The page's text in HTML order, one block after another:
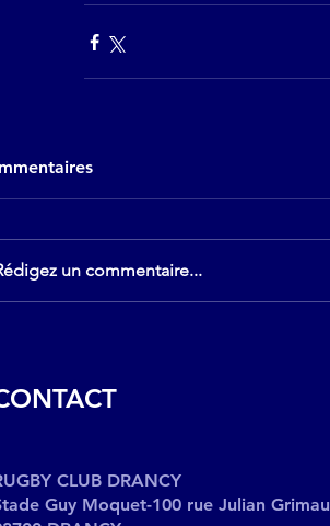
un commentaire...
CLUB DRANCY
Guy Moquet-100 rue Julian Grimau